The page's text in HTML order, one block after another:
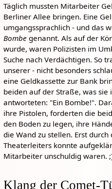
Täglich mussten Mitarbeiter
Berliner Allee bringen. Eine
umgangssprachlich - und das
Bombe genannt. Als auf der
wurde, waren Polizisten im
Suche nach Verdächtigen. So
unserer - nicht besonders
eine Geldkassette zur Bank
beiden auf der Straße, was sie
antworteten: "Ein Bombe!".
ihre Pistolen, forderten die
den Boden zu legen, ihre
die Wand zu stellen. Erst
Theaterleiters konnte
Mitarbeiter unschuldig waren.
Klang der Comet-